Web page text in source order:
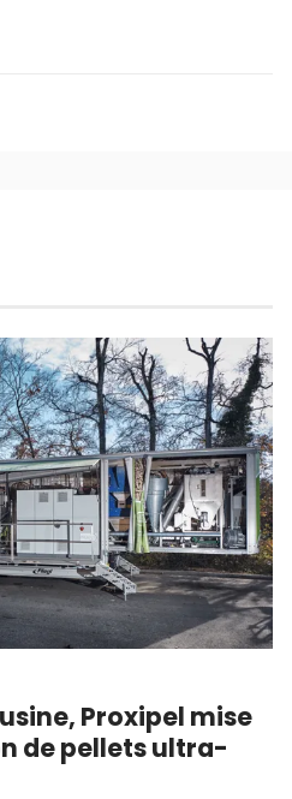
Proxipel mise
de pellets ultra-